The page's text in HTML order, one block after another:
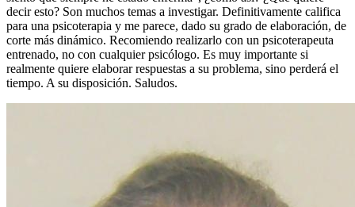
decir esto? Son muchos temas a investigar. Definitivamente califica
para una psicoterapia y me parece, dado su grado de elaboración, de
corte más dinámico. Recomiendo realizarlo con un psicoterapeuta
entrenado, no con cualquier psicólogo. Es muy importante si
realmente quiere elaborar respuestas a su problema, sino perderá el
tiempo. A su disposición. Saludos.